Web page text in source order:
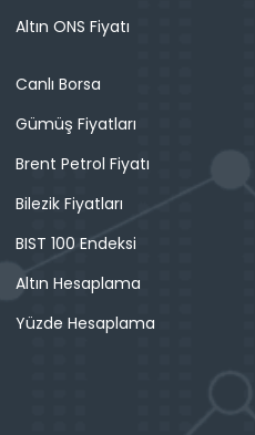
Altın ONS Fiyatı
Canlı Borsa
Gümüş Fiyatları
Brent Petrol Fiyatı
Bilezik Fiyatları
BIST 100 Endeksi
Altın Hesaplama
Yüzde Hesaplama